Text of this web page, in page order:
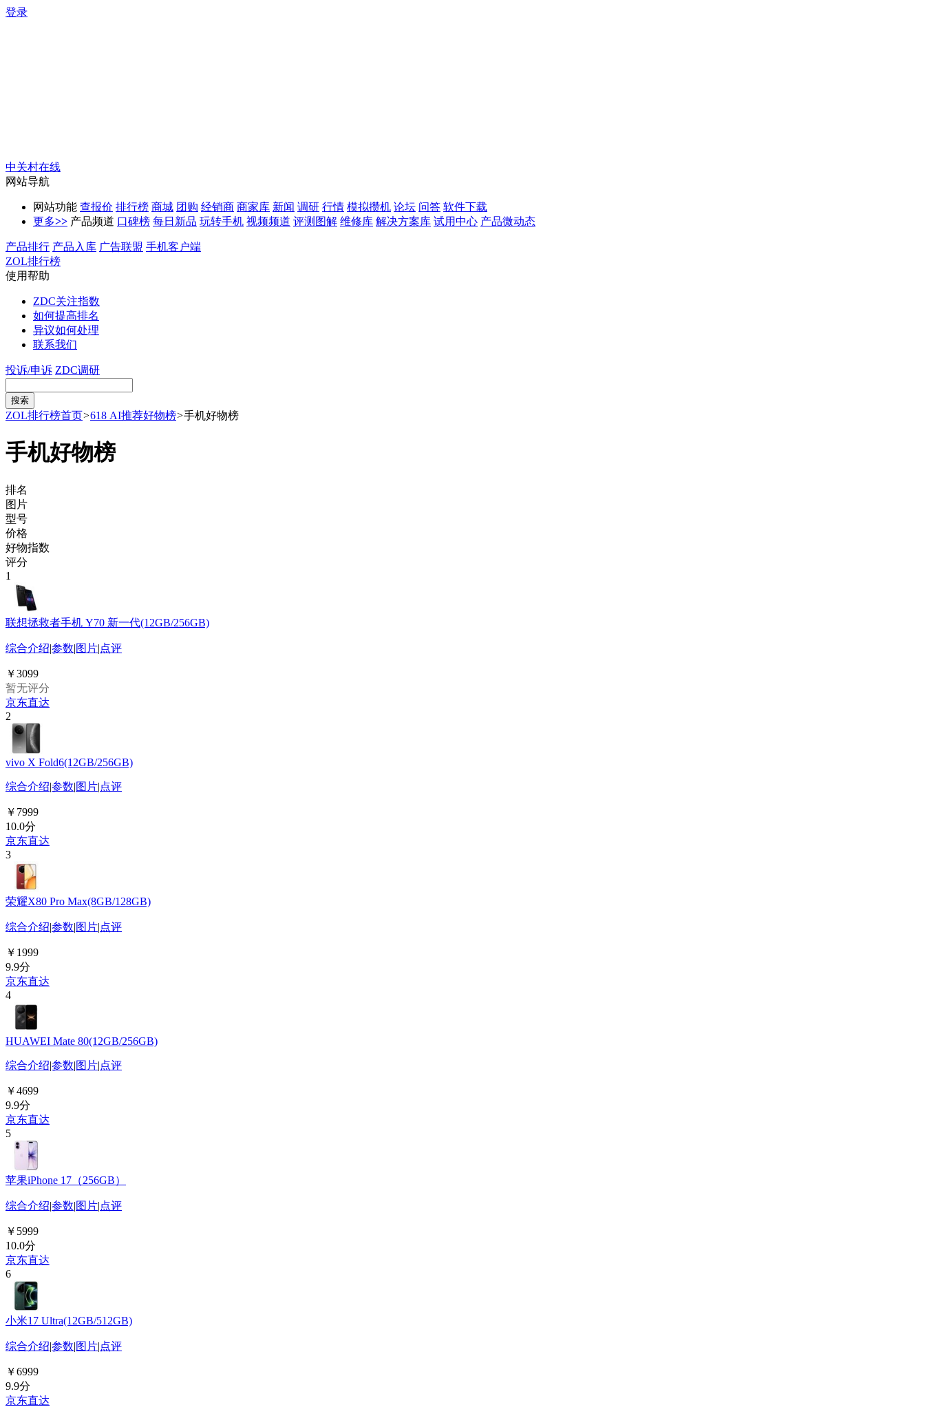
登录
中关村在线
网站导航
网站功能 查报价 排行榜 商城 团购 经销商 商家库 新闻 调研 行情 模拟攒机 论坛 问答 软件下载
更多>> 产品频道 口碑榜 每日新品 玩转手机 视频频道 评测图解 维修库 解决方案库 试用中心 产品微动态
产品排行 产品入库 广告联盟 手机客户端
ZOL排行榜
使用帮助
ZDC关注指数
如何提高排名
异议如何处理
联系我们
投诉/申诉 ZDC调研
ZOL排行榜首页>618 AI推荐好物榜>手机好物榜
手机好物榜
排名
图片
型号
价格
好物指数
评分
1
联想拯救者手机 Y70 新一代(12GB/256GB)
综合介绍|参数|图片|点评
￥3099
暂无评分
京东直达
2
vivo X Fold6(12GB/256GB)
综合介绍|参数|图片|点评
￥7999
10.0分
京东直达
3
荣耀X80 Pro Max(8GB/128GB)
综合介绍|参数|图片|点评
￥1999
9.9分
京东直达
4
HUAWEI Mate 80(12GB/256GB)
综合介绍|参数|图片|点评
￥4699
9.9分
京东直达
5
苹果iPhone 17（256GB）
综合介绍|参数|图片|点评
￥5999
10.0分
京东直达
6
小米17 Ultra(12GB/512GB)
综合介绍|参数|图片|点评
￥6999
9.9分
京东直达